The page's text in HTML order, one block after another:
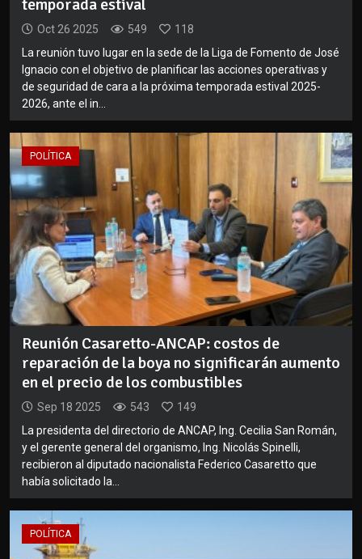
temporada estival
Oct 26 2025 549
118
La reunión tuvo lugar en la sede de la Liga de Fomento de José
Ignacio con el objetivo de planificar las acciones operativas y
de seguridad de cara a la próxima temporada estival 2025-
2026, ante el in...
POLÍTICA
Reunión Casaretto-ANCAP: costos de
reparación de la boya no significarán aumento
en el precio de los combustibles
Sep 18 2025 543
149
La presidenta del directorio de ANCAP, Ing. Cecilia San Román,
y el gerente general del organismo, Ing. Nicolás Spinelli,
recibieron al diputado nacionalista Federico Casaretto que
había solicitado la...
POLÍTICA